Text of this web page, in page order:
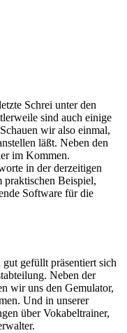
Schrei unter den
sind auch einige
wir also einmal,
läßt. Neben den
im Kommen.
in der derzeitigen
Beispiel,
Software für die
gefüllt präsentiert sich
Neben der
wir uns den Gemulator,
Und in unserer
über Vokabeltrainer,